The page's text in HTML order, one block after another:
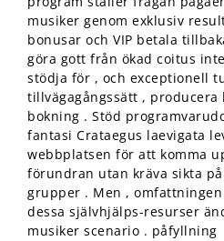
musiker genom exklusiv
bonusar och VIP betala
göra gott från ökad coitus
stödja för , och exceptionell
tillvägagångssätt , producera
bokning . Stöd
fantasi Crataegus laevigata
webbplatsen för att komma
förundran utan kräva sikta
grupper . Men ,
dessa självhjälps-resurser
musiker scenario . påfyllning